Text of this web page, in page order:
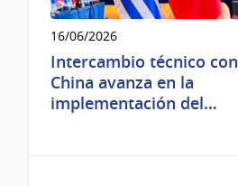
16/06/2026
Intercambio técnico con
China avanza en la
implementación del…